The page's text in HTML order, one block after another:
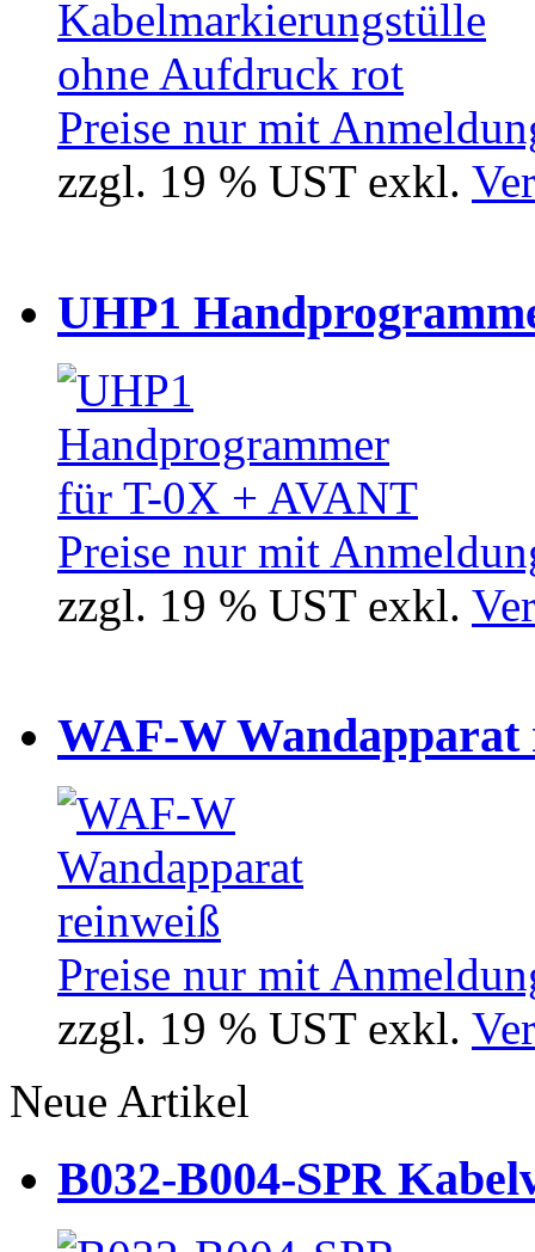
Preise nur mit
zzgl. 19 % UST exkl.
UHP1
Preise nur mit
zzgl. 19 % UST exkl.
WAF-W Wandapparat
Preise nur mit
zzgl. 19 % UST exkl.
Neue Artikel
B032-B004-SPR